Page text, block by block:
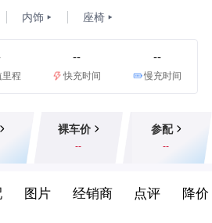
内饰 座椅
里程
--
快充时间
--
慢充时间
裸车价
--
参配
--
图片 经销商 点评 降价